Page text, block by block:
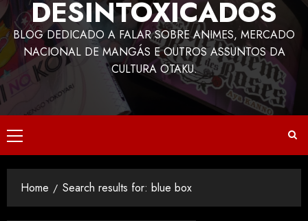
DESINTOXICADOS
BLOG DEDICADO A FALAR SOBRE ANIMES, MERCADO
NACIONAL DE MANGÁS E OUTROS ASSUNTOS DA
CULTURA OTAKU.
Home Search results for: blue box